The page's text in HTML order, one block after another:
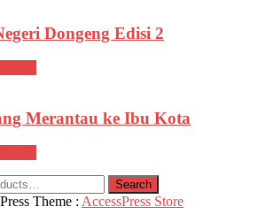
Dongeng Edisi 2
Merantau ke Ibu Kota
Search
Theme : AccessPress Store